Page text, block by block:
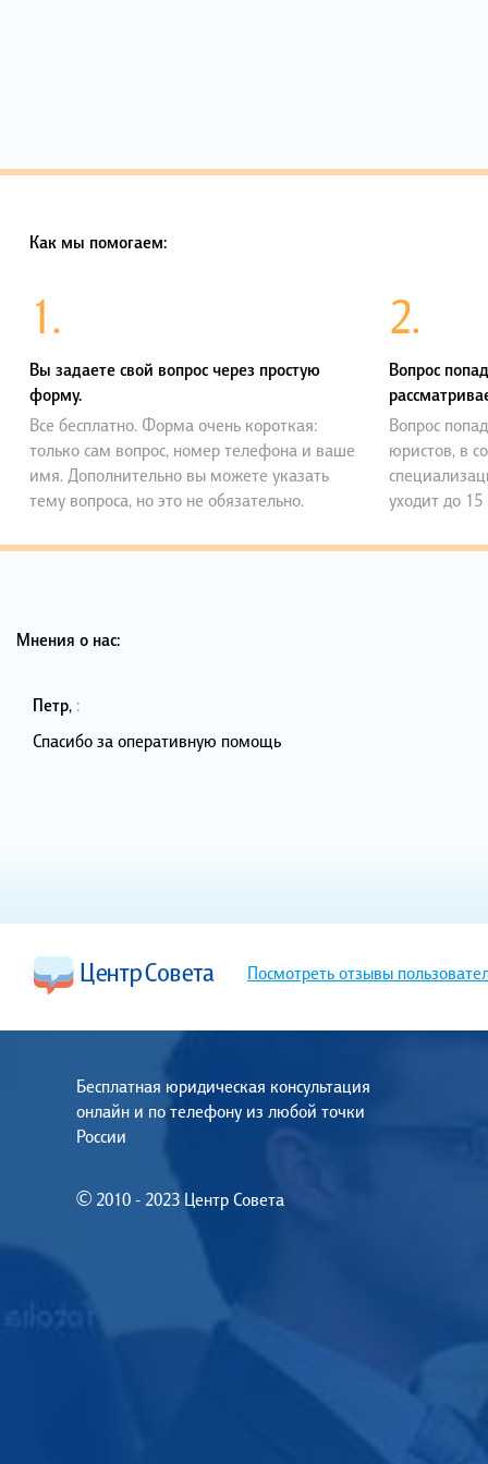
Как мы помогаем:
1.
Вы задаете свой вопрос через простую
форму.
Все бесплатно. Форма очень короткая:
только сам вопрос, номер телефона и ваше
имя. Дополнительно вы можете указать
тему вопроса, но это не обязательно.
2.
Вопрос
Вопрос
юристов, в
уходит до
Мнения о нас:
Петр, :
Спасибо за оперативную помощь
Посмотреть отзывы
Бесплатная юридическая консультация
онлайн и по телефону из любой точки
России
© 2010 - 2023 Центр Совета